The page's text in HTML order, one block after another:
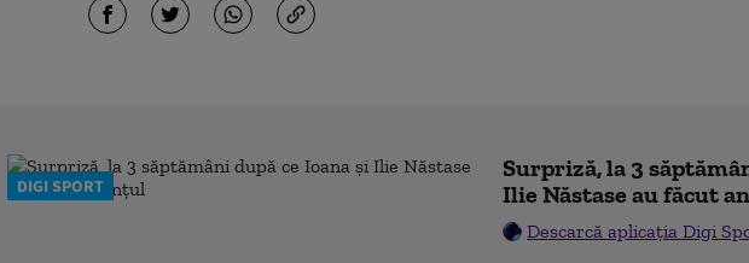
DIGI SPORT
Surpriză, la 3
Ilie Năstase au făcut
Descarcă aplicația Digi